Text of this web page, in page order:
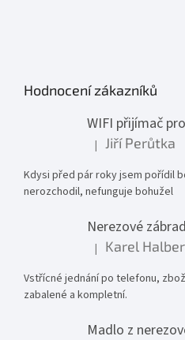
Hodnocení zákazníků
WIFI přijímač
Hodnocení
| Jiří Perůtka
Kdysi před pár roky jsem pořídil
nerozchodil, nefunguje bohužel
Hodnocení
| Karel
Vstřícné jednání po telefonu,
zabalené a kompletní.